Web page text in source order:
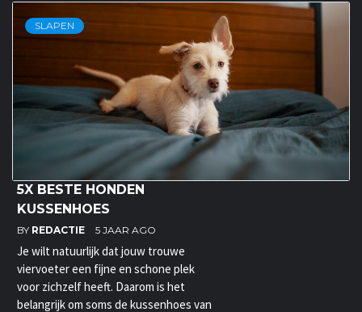
SLAPEN
5X BESTE HONDEN
KUSSENHOES
BY REDACTIE 5 JAAR AGO
Je wilt natuurlijk dat jouw trouwe
viervoeter een fijne en schone plek
voor zichzelf heeft. Daarom is het
belangrijk om soms de kussenhoes van